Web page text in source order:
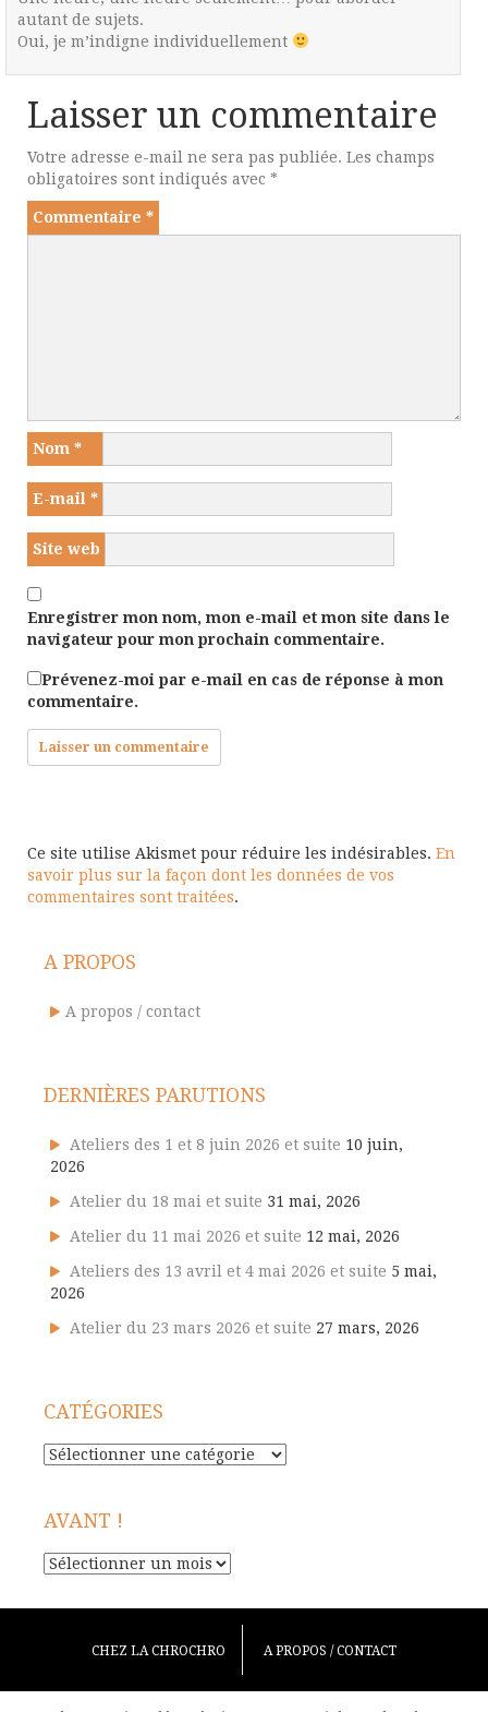
autant de sujets.
Oui, je m’indigne individuellement
Laisser un commentaire
Votre adresse e-mail ne sera pas publiée. Les champs
obligatoires sont indiqués avec *
Commentaire *
Nom *
E-mail *
Site web
Enregistrer mon nom, mon e-mail et mon site dans le
navigateur pour mon prochain commentaire.
Prévenez-moi par e-mail en cas de réponse à mon
commentaire.
Ce site utilise Akismet pour réduire les indésirables. En
savoir plus sur la façon dont les données de vos
commentaires sont traitées.
A PROPOS
A propos / contact
DERNIÈRES PARUTIONS
Ateliers des 1 et 8 juin 2026 et suite 10 juin,
2026
Atelier du 18 mai et suite 31 mai, 2026
Atelier du 11 mai 2026 et suite 12 mai, 2026
Ateliers des 13 avril et 4 mai 2026 et suite 5 mai,
2026
Atelier du 23 mars 2026 et suite 27 mars, 2026
CATÉGORIES
Catégories
AVANT !
Avant
CHEZ LA CHROCHRO A PROPOS / CONTACT